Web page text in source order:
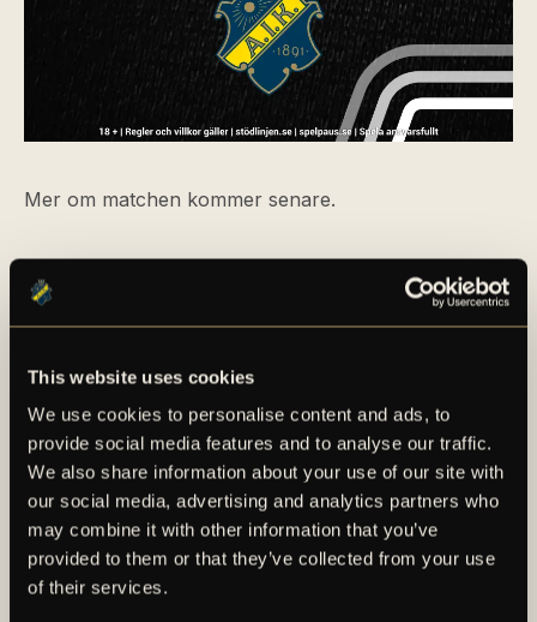
This website uses cookies
We use cookies to personalise content and ads, to
provide social media features and to analyse our traffic.
We also share information about your use of our site with
our social media, advertising and analytics partners who
may combine it with other information that you’ve
provided to them or that they’ve collected from your use
of their services.
Mer om matchen kommer senare.
FLER NYHETER FRÅN
HERRLAGET